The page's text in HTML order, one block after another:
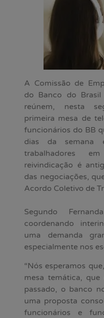
A Comissão de
do Banco do
reúnem, nesta
primeira mesa de
funcionários do BB
dias da semana
trabalhadores
reivindicação é
das negociações,
Acordo Coletivo de
Segundo
coordenando
uma demanda
especialmente nos
“Nós esperamos
mesa temática,
passado, o banco
uma proposta
funcionários e